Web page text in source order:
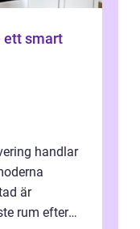
ett smart
handlar
är
rum efter